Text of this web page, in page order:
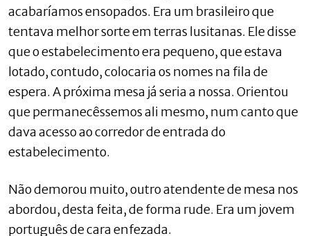
acabaríamos ensopados. Era um brasileiro que
tentava melhor sorte em terras lusitanas. Ele disse
que o estabelecimento era pequeno, que estava
lotado, contudo, colocaria os nomes na fila de
espera. A próxima mesa já seria a nossa. Orientou
que permanecêssemos ali mesmo, num canto que
dava acesso ao corredor de entrada do
estabelecimento.
Não demorou muito, outro atendente de mesa nos
abordou, desta feita, de forma rude. Era um jovem
português de cara enfezada.